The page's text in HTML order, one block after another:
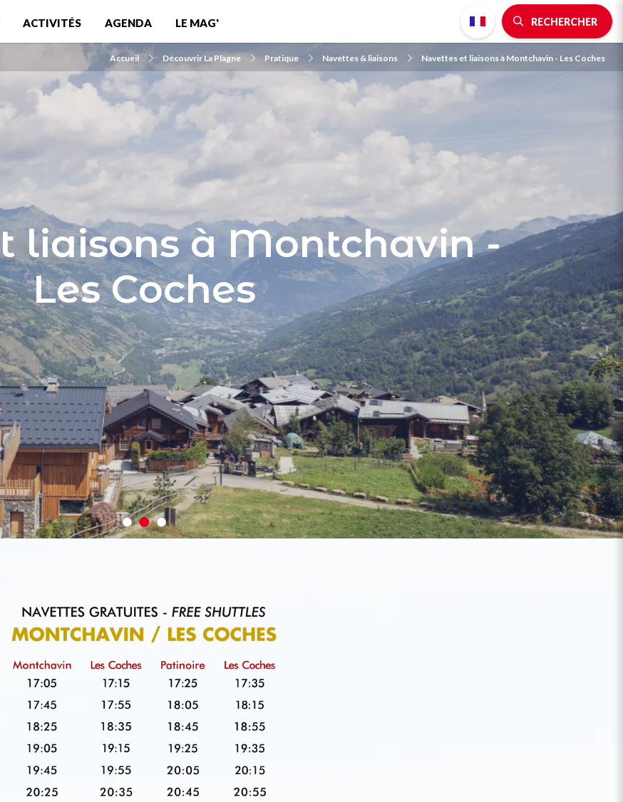
ACTIVITÉS AGENDA LE MAG' RECHERCHER
Accueil Découvrir La Plagne Pratique Navettes & liaisons Navettes et liaisons à Montchavin - Les Coches
liaisons à Montchavin -
Les Coches